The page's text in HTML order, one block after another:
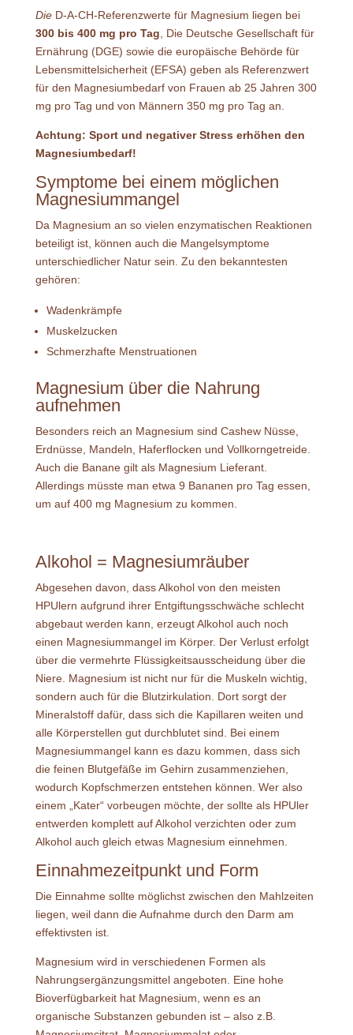
Die D-A-CH-Referenzwerte für Magnesium liegen bei
300 bis 400 mg pro Tag , Die Deutsche Gesellschaft für
Ernährung (DGE) sowie die europäische Behörde für
Lebensmittelsicherheit (EFSA) geben als Referenzwert
für den Magnesiumbedarf von Frauen ab 25 Jahren 300
mg pro Tag und von Männern 350 mg pro Tag an.
Achtung: Sport und negativer Stress erhöhen den
Magnesiumbedarf!
Symptome bei einem möglichen
Magnesiummangel
Da Magnesium an so vielen enzymatischen Reaktionen
beteiligt ist, können auch die Mangelsymptome
unterschiedlicher Natur sein. Zu den bekanntesten
gehören:
Wadenkrämpfe
Muskelzucken
Schmerzhafte Menstruationen
Magnesium über die Nahrung
aufnehmen
Besonders reich an Magnesium sind Cashew Nüsse,
Erdnüsse, Mandeln, Haferflocken und Vollkorngetreide.
Auch die Banane gilt als Magnesium Lieferant.
Allerdings müsste man etwa 9 Bananen pro Tag essen,
um auf 400 mg Magnesium zu kommen.
Alkohol = Magnesiumräuber
Abgesehen davon, dass Alkohol von den meisten
HPUlern aufgrund ihrer Entgiftungsschwäche schlecht
abgebaut werden kann, erzeugt Alkohol auch noch
einen Magnesiummangel im Körper. Der Verlust erfolgt
über die vermehrte Flüssigkeitsausscheidung über die
Niere. Magnesium ist nicht nur für die Muskeln wichtig,
sondern auch für die Blutzirkulation. Dort sorgt der
Mineralstoff dafür, dass sich die Kapillaren weiten und
alle Körperstellen gut durchblutet sind. Bei einem
Magnesiummangel kann es dazu kommen, dass sich
die feinen Blutgefäße im Gehirn zusammenziehen,
wodurch Kopfschmerzen entstehen können. Wer also
einem „Kater“ vorbeugen möchte, der sollte als HPUler
entwerden komplett auf Alkohol verzichten oder zum
Alkohol auch gleich etwas Magnesium einnehmen.
Einnahmezeitpunkt und Form
Die Einnahme sollte möglichst zwischen den Mahlzeiten
liegen, weil dann die Aufnahme durch den Darm am
effektivsten ist.
Magnesium wird in verschiedenen Formen als
Nahrungsergänzungsmittel angeboten. Eine hohe
Bioverfügbarkeit hat Magnesium, wenn es an
organische Substanzen gebunden ist – also z.B.